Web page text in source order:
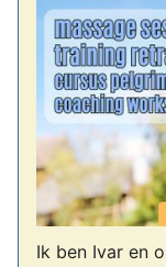
Ik ben Ivar en